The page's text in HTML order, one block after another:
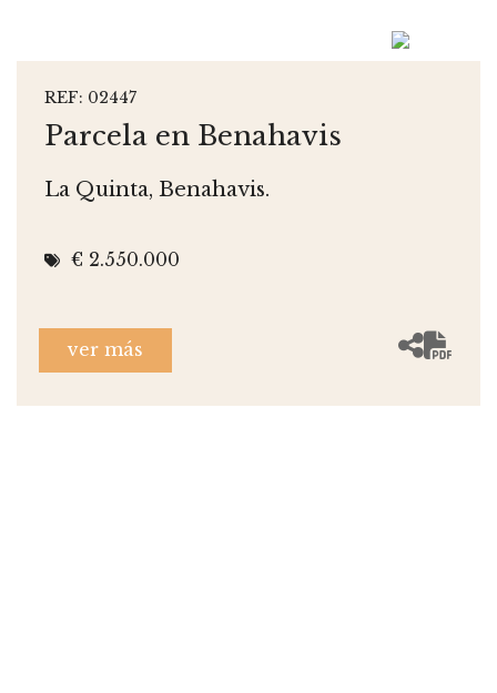
REF: 02447
Parcela en Benahavis
La Quinta, Benahavis.
€ 2.550.000
ver más